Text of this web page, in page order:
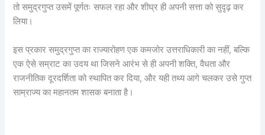
तो समुद्रगुप्त उसमें पूर्णतः सफल रहा और शीघ्र ही अपनी सत्ता को सुदृढ़ कर
लिया।
इस प्रकार समुद्रगुप्त का राज्यारोहण एक कमजोर उत्तराधिकारी का नहीं, बल्कि
एक ऐसे सम्राट का उदय था जिसने आरंभ से ही अपनी शक्ति, वैधता और
राजनीतिक दूरदर्शिता को स्थापित कर दिया, और यही तथ्य आगे चलकर उसे गुप्त
साम्राज्य का महानतम शासक बनाता है।